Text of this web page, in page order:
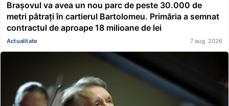
Brașovul va avea un nou parc de peste 30.000 de
metri pătrați în cartierul Bartolomeu. Primăria a semnat
contractul de aproape 18 milioane de lei
Actualitate 7 aug. 2026